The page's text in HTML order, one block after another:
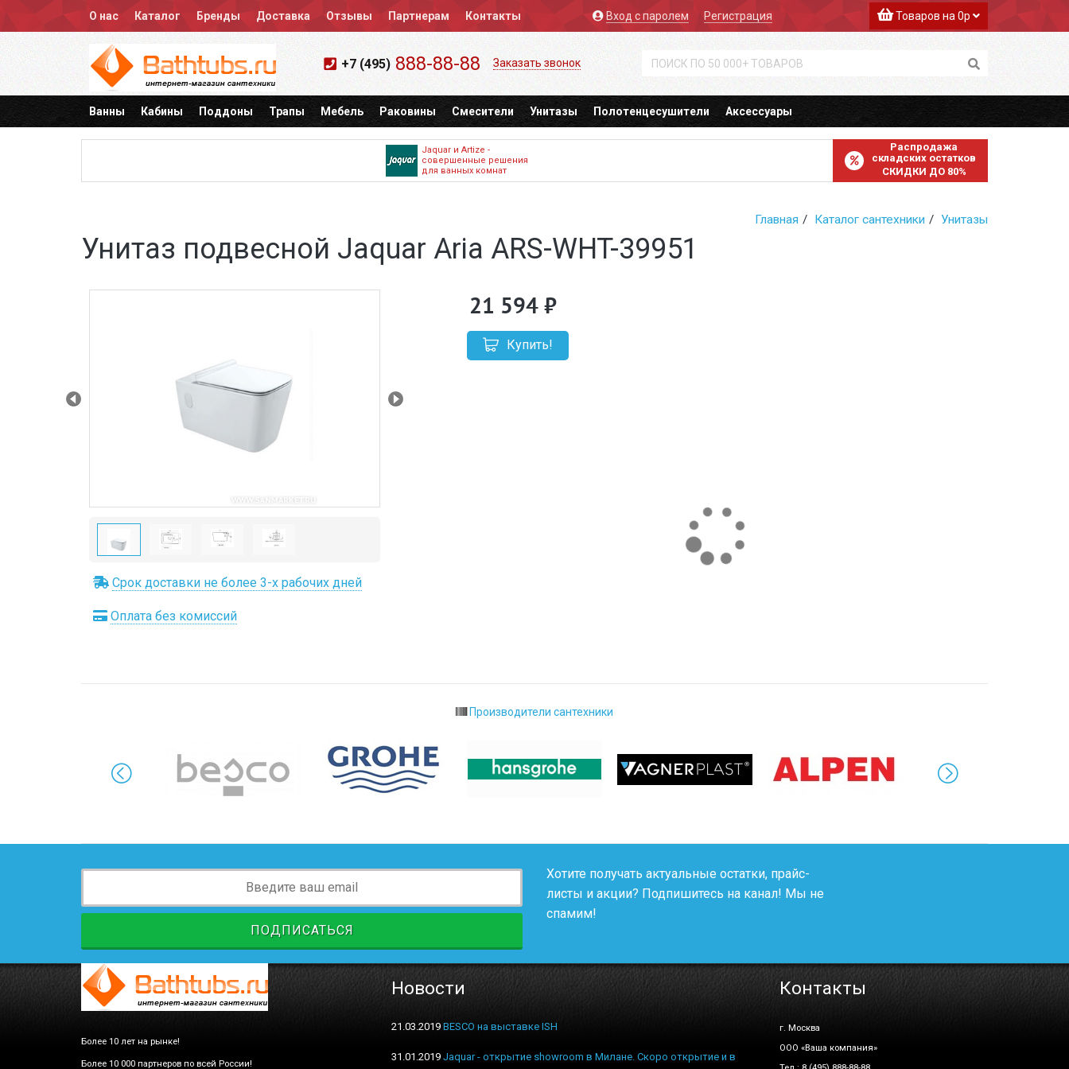
О нас Каталог Бренды Доставка Отзывы Партнерам Контакты Вход с паролем Регистрация Товаров на 0р
+7 (495) 888-88-88 Заказать звонок
Ванны Кабины Поддоны Трапы Мебель Раковины Смесители Унитазы Полотенцесушители Аксессуары
Распродажа
складских остатков
СКИДКИ ДО 80%
Jaquar и Artize -
совершенные решения
для ванных комнат
Главная Каталог сантехники Унитазы
Унитаз подвесной Jaquar Aria ARS-WHT-39951
Срок доставки не более 3-х рабочих дней
Оплата без комиссий
21 594
Купить!
Производители сантехники
ПОДПИСАТЬСЯ
Хотите получать актуальные остатки, прайс-
листы и акции? Подпишитесь на канал! Мы не
спамим!
Более 10 лет на рынке!
Более 10 000 партнеров по всей России!
Новости
21.03.2019 BESCO на выставке ISH
31.01.2019 Jaquar - открытие showroom в Милане. Скоро открытие и в
Контакты
г. Москва
ООО «Ваша компания»